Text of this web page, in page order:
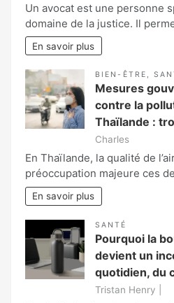
Un avocat est une personne
domaine de la justice. Il
En savoir plus
BIEN-ÊTRE ,
Mesures
contre la
Thaïlande :
Charles
En Thaïlande, la qualité de
préoccupation majeure ces
En savoir plus
SANTÉ
Pourquoi la
devient un
quotidien, du
Tristan Henry |